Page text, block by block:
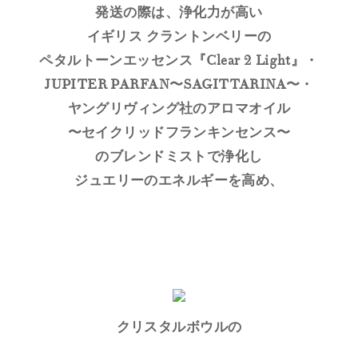
発送の際は、浄化力が高い
イギリス クラントンベリーの
ペタルトーンエッセンス『Clear 2 Light』・
JUPITER PARFAN〜SAGITTARINA〜・
ヤングリヴィング社のアロマオイル
〜セイクリッドフランキンセンス〜
のブレンドミストで浄化し
ジュエリーのエネルギーを高め、
クリスタルボウルの